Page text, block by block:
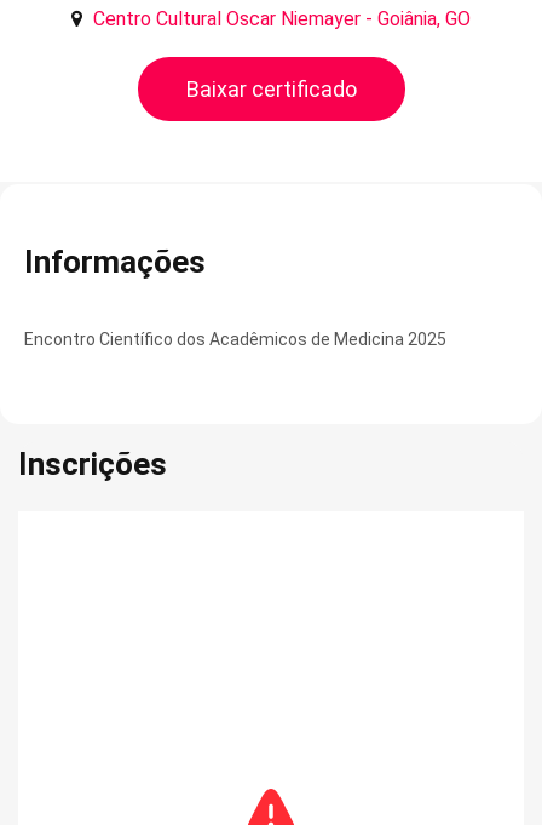
Centro Cultural Oscar Niemayer - Goiânia, GO
Baixar certificado
Informações
Encontro Científico dos Acadêmicos de Medicina 2025
Inscrições